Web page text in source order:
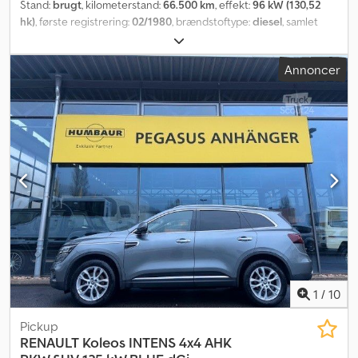
Stand: brugt, kilometerstand:66.500 km, effekt:96 kW (130,52
hk) , første registrering:02/1980 , brændstoftype:diesel , samlet
, geartype:
samlet bredde:2.330 mm, total højde:2.900 mm, længde af
lastrum:3.300 mm, læsningsbredde: 2.100 mm , Udstyr:
firehjulstræk
, Unimog U 1300 L 4x4 med mekanisk tilkoblingsbar
Werner-spil via PTO frontkraftudtag, 5 t, fra Bundeswehr-bestand, i
god stand. Ideel til ombygning til en firehjulstrukket
ekspeditionscamper. Tilkoblingsbar firehjulstræk,
differentialespærrer foran og bagpå. Mekanisk tilkoblingsbar
Werner-wire-spil. Toskreds trykluftbremser, anhængertræk,
ladopbygning, 3-sædet, servostyring, 80 % dæk for og bag.
Køretøjet kører, er teknisk i orden og klar til kørsel. Efter ønske:
syn, AU og historisk nummerplade (H-registrering) mod merpris på
1.100 euro. Køretøjet er både indvendigt og udvendigt i god stand i
forhold til alder og kilometerstand. Tekniske uden mangler. Sidste
service udført. Csdpow Nt Hzsfx Ab Tjha Moms kan oplyses 19 %.
Eksporttilladelse påkrævet.
Annoncer
1 / 10
Pickup
RENAULT Koleos INTENS 4x4 AHK